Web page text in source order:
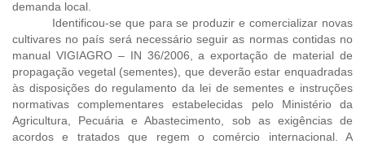
demanda local.
Identificou-se que para se produzir e comercializar novas
cultivares no país será necessário seguir as normas contidas no
manual VIGIAGRO – IN 36/2006, a exportação de material de
propagação vegetal (sementes), que deverão estar enquadradas
às disposições do regulamento da lei de sementes e instruções
normativas complementares estabelecidas pelo Ministério da
Agricultura, Pecuária e Abastecimento, sob as exigências de
acordos e tratados que regem o comércio internacional. A